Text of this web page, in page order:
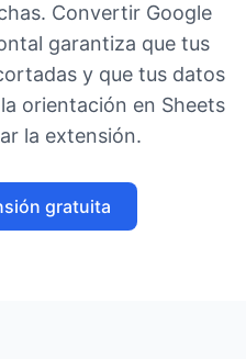
Convertir Google
garantiza que tus
y que tus datos
orientación en Sheets
la extensión.
gratuita